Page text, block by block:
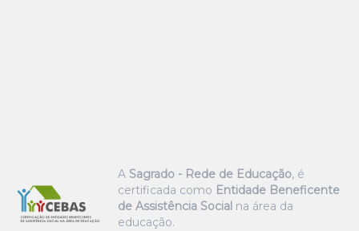
A Sagrado - Rede de Educação, é
certificada como Entidade Beneficente
de Assistência Social na área da
educação.